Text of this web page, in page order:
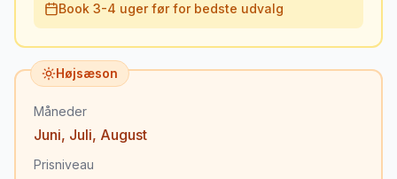
Book 3-4 uger før for bedste udvalg
Højsæson
Måneder
Juni, Juli, August
Prisniveau